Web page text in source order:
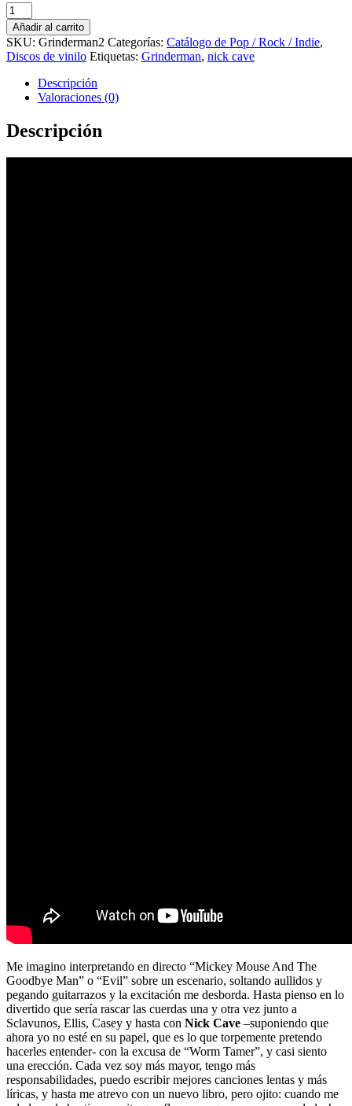
Grinderman
-
Grinderman
2Lp
cantidad
Añadir al carrito
SKU: Grinderman2 Categorías: Catálogo de Pop / Rock / Indie,
Discos de vinilo Etiquetas: Grinderman, nick cave
Descripción
Valoraciones (0)
Descripción
Me imagino interpretando en directo “Mickey Mouse And The
Goodbye Man” o “Evil” sobre un escenario, soltando aullidos y
pegando guitarrazos y la excitación me desborda. Hasta pienso en lo
divertido que sería rascar las cuerdas una y otra vez junto a
Sclavunos, Ellis, Casey y hasta con Nick Cave –suponiendo que
ahora yo no esté en su papel, que es lo que torpemente pretendo
hacerles entender- con la excusa de “Worm Tamer”, y casi siento
una erección. Cada vez soy más mayor, tengo más
responsabilidades, puedo escribir mejores canciones lentas y más
líricas, y hasta me atrevo con un nuevo libro, pero ojito: cuando me